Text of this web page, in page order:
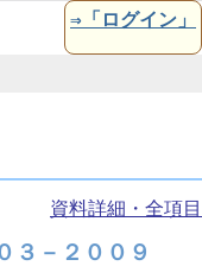
⇒「ログイン」
資料詳細・全項目
３－２００９